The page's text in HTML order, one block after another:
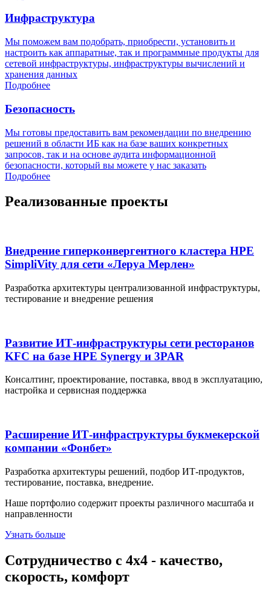
Инфраструктура
Мы поможем вам подобрать, приобрести, установить и
настроить как аппаратные, так и программные продукты для
сетевой инфраструктуры, инфраструктуры вычислений и
хранения данных
Подробнее
Безопасность
Мы готовы предоставить вам рекомендации по внедрению
решений в области ИБ как на базе ваших конкретных
запросов, так и на основе аудита информационной
безопасности, который вы можете у нас заказать
Подробнее
Реализованные проекты
Внедрение гиперконвергентного кластера HPE
SimpliVity для сети «Леруа Мерлен»
Разработка архитектуры централизованной инфраструктуры,
тестирование и внедрение решения
Развитие ИТ-инфраструктуры сети ресторанов
KFC на базе HPE Synergy и 3PAR
Консалтинг, проектирование, поставка, ввод в эксплуатацию,
настройка и сервисная поддержка
Расширение ИТ-инфраструктуры букмекерской
компании «Фонбет»
Разработка архитектуры решений, подбор ИТ-продуктов,
тестирование, поставка, внедрение.
Наше портфолио содержит проекты различного масштаба и
направленности
Узнать больше
Сотрудничество с 4х4 - качество,
скорость, комфорт